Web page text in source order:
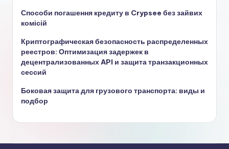
Способи погашення кредиту в Crypsee без зайвих
комісій
Криптографическая безопасность распределенных
реестров: Оптимизация задержек в
децентрализованных API и защита транзакционных
сессий
Боковая защита для грузового транспорта: виды и
подбор